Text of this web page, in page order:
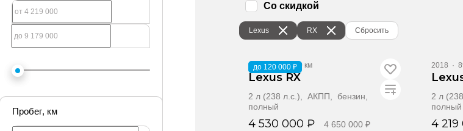
Пробег, км
Lexus RX Сбросить
Со скидкой
до 120 000 ₽
2021 ·135 410 км
Lexus RX
2 л (238 л.с.), АКПП, бензин,
полный
4 530 000 ₽ 4 650 000 ₽
2018 ·
2 л
полный
4